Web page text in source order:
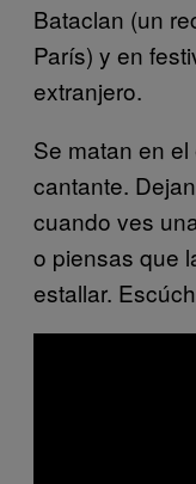
Bataclan (un
París) y en
extranjero.
Se matan en
cantante.
cuando ves
o piensas que
estallar.